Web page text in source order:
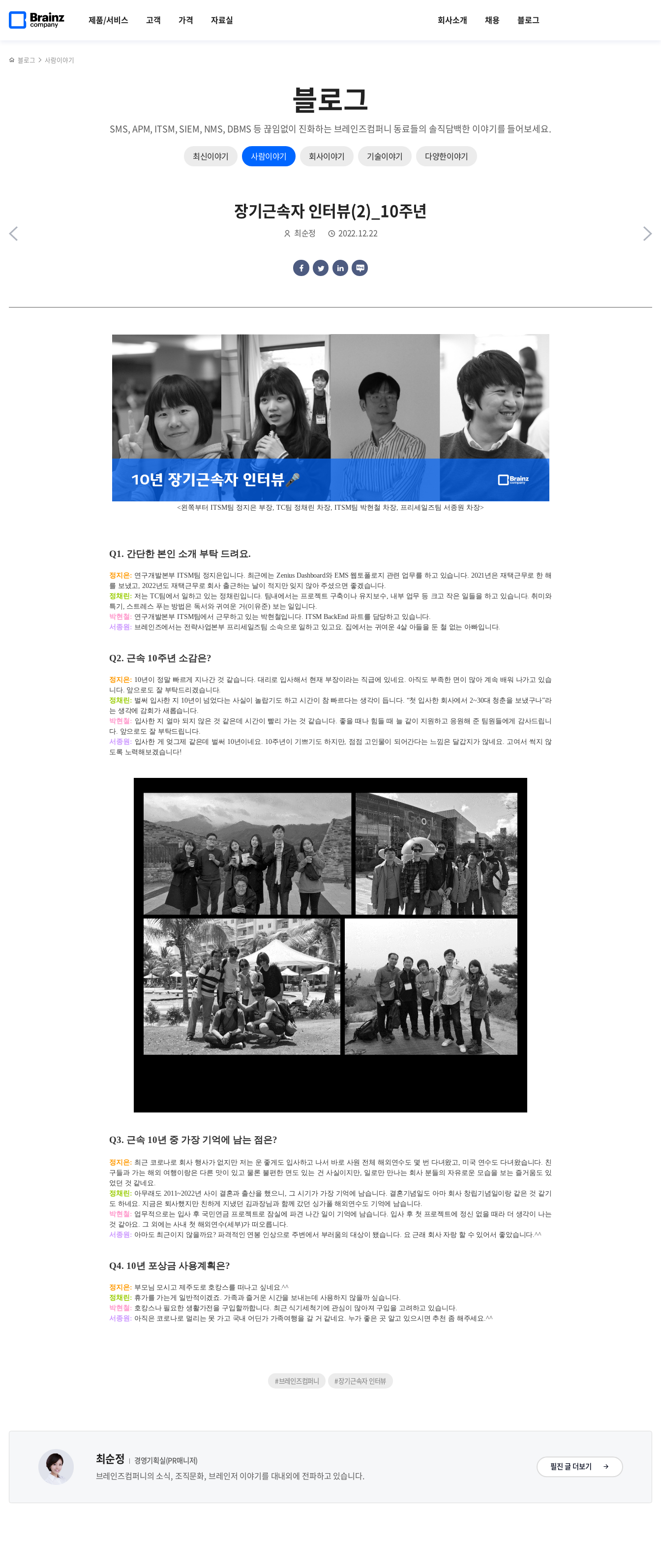
건너뛰기
제품/서비스 고객 가격 자료실 회사소개 채용 블로그
페이지로
블로그 사람이야기
블로그
SMS, APM, ITSM, SIEM, NMS, DBMS 등 끊임없이 진화하는 브레인즈컴퍼니 동료들의 솔직담백한 이야기를 들어보세요.
최신이야기 사람이야기 회사이야기 기술이야기 다양한이야기
되면
누릴
장기근속자 인터뷰(2)_10주년
최순정 2022.12.22
공유하기
공유하기
공유하기
공유하기
주요
CSP
마켓플레이스에
<왼쪽부터 ITSM팀 정지은 부장, TC팀 정채린 차장, ITSM팀 박현철 차장, 프리세일즈팀 서종원 차장>
Q1. 간단한 본인 소개 부탁 드려요.
정지은: 연구개발본부 ITSM팀 정지은입니다. 최근에는 Zenius Dashboard와 EMS 웹토폴로지 관련 업무를 하고 있습니다. 2021년은 재택근무로 한 해
를 보냈고, 2022년도 재택근무로 회사 출근하는 날이 적지만 잊지 않아 주셨으면 좋겠습니다.
정채린: 저는 TC팀에서 일하고 있는 정채린입니다. 팀내에서는 프로젝트 구축이나 유지보수, 내부 업무 등 크고 작은 일들을 하고 있습니다. 취미와
특기, 스트레스 푸는 방법은 독서와 귀여운 거(이유준) 보는 일입니다.
박현철: 연구개발본부 ITSM팀에서 근무하고 있는 박현철입니다. ITSM BackEnd 파트를 담당하고 있습니다.
서종원: 브레인즈에서는 전략사업본부 프리세일즈팀 소속으로 일하고 있고요. 집에서는 귀여운 4살 아들을 둔 철 없는 아빠입니다.
Q2. 근속 10주년 소감은?
정지은: 10년이 정말 빠르게 지나간 것 같습니다. 대리로 입사해서 현재 부장이라는 직급에 있네요. 아직도 부족한 면이 많아 계속 배워 나가고 있습
니다. 앞으로도 잘 부탁드리겠습니다.
정채린: 벌써 입사한 지 10년이 넘었다는 사실이 놀랍기도 하고 시간이 참 빠르다는 생각이 듭니다. “첫 입사한 회사에서 2~30대 청춘을 보냈구나”라
는 생각에 감회가 새롭습니다.
박현철: 입사한 지 얼마 되지 않은 것 같은데 시간이 빨리 가는 것 같습니다. 좋을 때나 힘들 때 늘 같이 지원하고 응원해 준 팀원들에게 감사드립니
다. 앞으로도 잘 부탁드립니다.
서종원: 입사한 게 엊그제 같은데 벌써 10년이네요. 10주년이 기쁘기도 하지만, 점점 고인물이 되어간다는 느낌은 달갑지가 않네요. 고여서 썩지 않
도록 노력해보겠습니다!
Q3. 근속 10년 중 가장 기억에 남는 점은?
정지은: 최근 코로나로 회사 행사가 없지만 저는 운 좋게도 입사하고 나서 바로 사원 전체 해외연수도 몇 번 다녀왔고, 미국 연수도 다녀왔습니다. 친
구들과 가는 해외 여행이랑은 다른 맛이 있고 물론 불편한 면도 있는 건 사실이지만, 일로만 만나는 회사 분들의 자유로운 모습을 보는 즐거움도 있
었던 것 같네요.
정채린: 아무래도 2011~2022년 사이 결혼과 출산을 했으니, 그 시기가 가장 기억에 남습니다. 결혼기념일도 아마 회사 창립기념일이랑 같은 것 같기
도 하네요. 지금은 퇴사했지만 친하게 지냈던 김과장님과 함께 갔던 싱가폴 해외연수도 기억에 남습니다.
박현철: 업무적으로는 입사 후 국민연금 프로젝트로 잠실에 파견 나간 일이 기억에 남습니다. 입사 후 첫 프로젝트에 정신 없을 때라 더 생각이 나는
것 같아요. 그 외에는 사내 첫 해외연수(세부)가 떠오릅니다.
서종원: 아마도 최근이지 않을까요? 파격적인 연봉 인상으로 주변에서 부러움의 대상이 됐습니다. 요 근래 회사 자랑 할 수 있어서 좋았습니다.^^
Q4. 10년 포상금 사용계획은?
정지은: 부모님 모시고 제주도로 호캉스를 떠나고 싶네요.^^
정채린: 휴가를 가는게 일반적이겠죠. 가족과 즐거운 시간을 보내는데 사용하지 않을까 싶습니다.
박현철: 호캉스나 필요한 생활가전을 구입할까합니다. 최근 식기세척기에 관심이 많아져 구입을 고려하고 있습니다.
서종원: 아직은 코로나로 멀리는 못 가고 국내 어딘가 가족여행을 갈 거 같네요. 누가 좋은 곳 알고 있으시면 추천 좀 해주세요.^^
#브레인즈컴퍼니 #장기근속자 인터뷰
최순정 경영기획실(PR매니저)
브레인즈컴퍼니의 소식, 조직문화, 브레인저 이야기를 대내외에 전파하고 있습니다.
필진 글 더보기